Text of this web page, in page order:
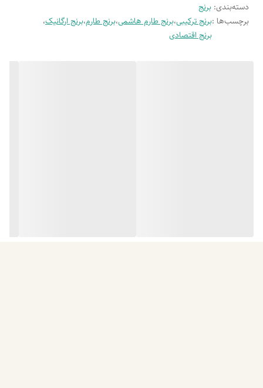
دسته‌بندی: برنج
برچسب‌ها :برنج ترکیبی،برنج طارم هاشمی،برنج طارم،برنج ارگانیک،
برنج اقتصادی